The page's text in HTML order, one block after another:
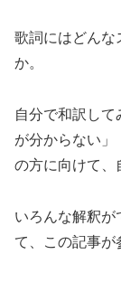
歌詞にはどんな
か。
自分で和訳し
が分からない」
の方に向けて、
いろんな解釈が
て、この記事が